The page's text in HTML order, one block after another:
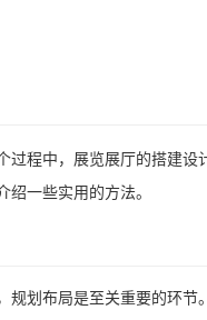
过程中，展览展厅的搭建设
一些实用的方法。
划布局是至关重要的环节